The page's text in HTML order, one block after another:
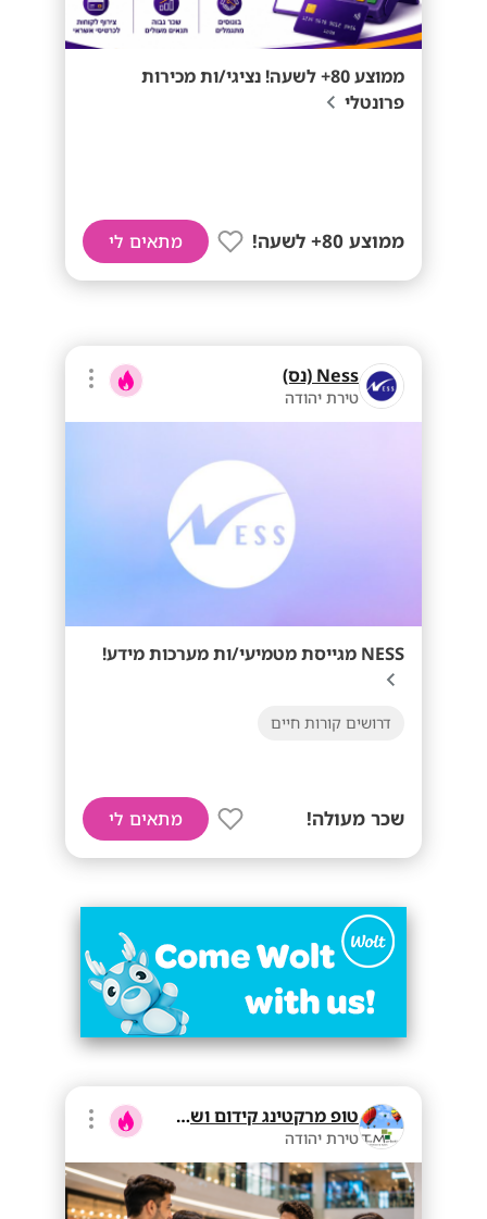
ממוצע 80+ לשעה! נציגי/ות מכירות
פרונטלי
ממוצע 80+ לשעה! מתאים לי
Ness (נס)
טירת יהודה
NESS מגייסת מטמיעי/ות מערכות מידע!
דרושים קורות חיים
שכר מעולה! מתאים לי
טופ מרקטינג קידום ושיווק בע"מ
טירת יהודה